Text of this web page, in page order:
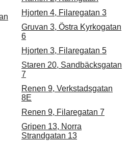
Hjorten 4, Filaregatan 3
Gruvan 3, Östra Kyrkogatan
6
Hjorten 3, Filaregatan 5
Staren 20, Sandbäcksgatan
7
Renen 9, Verkstadsgatan
8E
Renen 9, Filaregatan 7
Gripen 13, Norra
Strandgatan 13